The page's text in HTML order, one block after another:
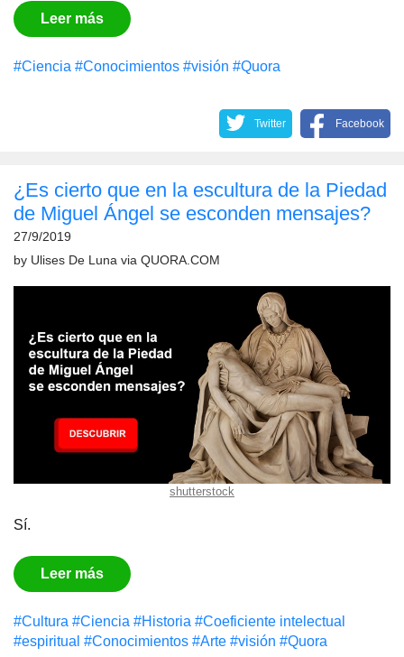
Leer más
#Сiencia #Conocimientos #visión #Quora
Twitter Facebook
¿Es cierto que en la escultura de la Piedad
de Miguel Ángel se esconden mensajes?
27/9/2019
by Ulises De Luna via QUORA.COM
shutterstock
Sí.
Leer más
#Cultura #Сiencia #Historia #Coeficiente intelectual
#espiritual #Conocimientos #Arte #visión #Quora